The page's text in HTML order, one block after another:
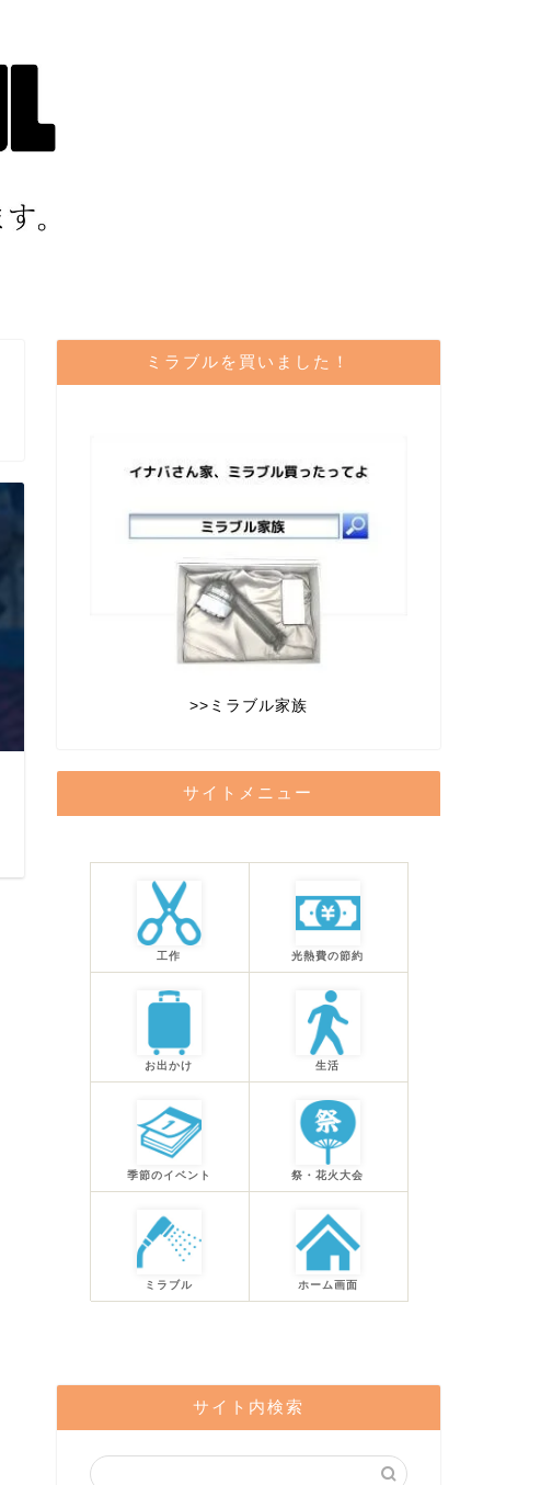
ミラブルを買いました！
>> ミラブル家族
サイトメニュー
工作 光熱費の節約
お出かけ 生活
季節のイベント 祭・花火大会
ミラブル ホーム画面
サイト内検索